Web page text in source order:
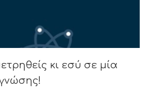
κι εσύ σε μία